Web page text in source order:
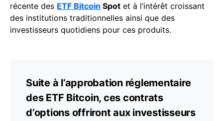
récente des ETF Bitcoin Spot et à l’intérêt croissant
des institutions traditionnelles ainsi que des
investisseurs quotidiens pour ces produits.
Suite à l’approbation réglementaire
des ETF Bitcoin, ces contrats
d’options offriront aux investisseurs